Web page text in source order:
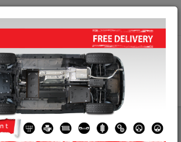
info@krytpodmotor.com
Nissan Navara NP300